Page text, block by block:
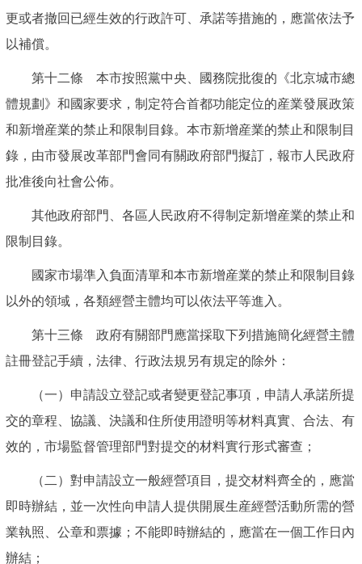
更或者撤回已經生效的行政許可、承諾等措施的，應當依法予
以補償。
第十二條 本市按照黨中央、國務院批復的《北京城市總
體規劃》和國家要求，制定符合首都功能定位的産業發展政策
和新增産業的禁止和限制目錄。本市新增産業的禁止和限制目
錄，由市發展改革部門會同有關政府部門擬訂，報市人民政府
批准後向社會公佈。
其他政府部門、各區人民政府不得制定新增産業的禁止和
限制目錄。
國家市場準入負面清單和本市新增産業的禁止和限制目錄
以外的領域，各類經營主體均可以依法平等進入。
第十三條 政府有關部門應當採取下列措施簡化經營主體
註冊登記手續，法律、行政法規另有規定的除外：
（一）申請設立登記或者變更登記事項，申請人承諾所提
交的章程、協議、決議和住所使用證明等材料真實、合法、有
效的，市場監督管理部門對提交的材料實行形式審查；
（二）對申請設立一般經營項目，提交材料齊全的，應當
即時辦結，並一次性向申請人提供開展生産經營活動所需的營
業執照、公章和票據；不能即時辦結的，應當在一個工作日內
辦結；